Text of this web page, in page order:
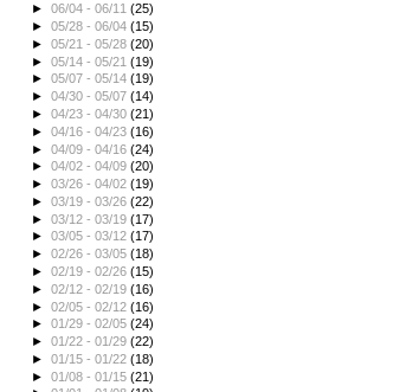
►06/04 - 06/11(25)
►05/28 - 06/04(15)
►05/21 - 05/28(20)
►05/14 - 05/21(19)
►05/07 - 05/14(19)
►04/30 - 05/07(14)
►04/23 - 04/30(21)
►04/16 - 04/23(16)
►04/09 - 04/16(24)
►04/02 - 04/09(20)
►03/26 - 04/02(19)
►03/19 - 03/26(22)
►03/12 - 03/19(17)
►03/05 - 03/12(17)
►02/26 - 03/05(18)
►02/19 - 02/26(15)
►02/12 - 02/19(16)
►02/05 - 02/12(16)
►01/29 - 02/05(24)
►01/22 - 01/29(22)
►01/15 - 01/22(18)
►01/08 - 01/15(21)